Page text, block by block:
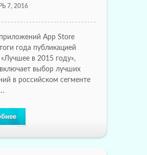
7, 2016
App Store
года публикацией
«Лучшее в 2015 году»,
выбор лучших
в российском сегменте